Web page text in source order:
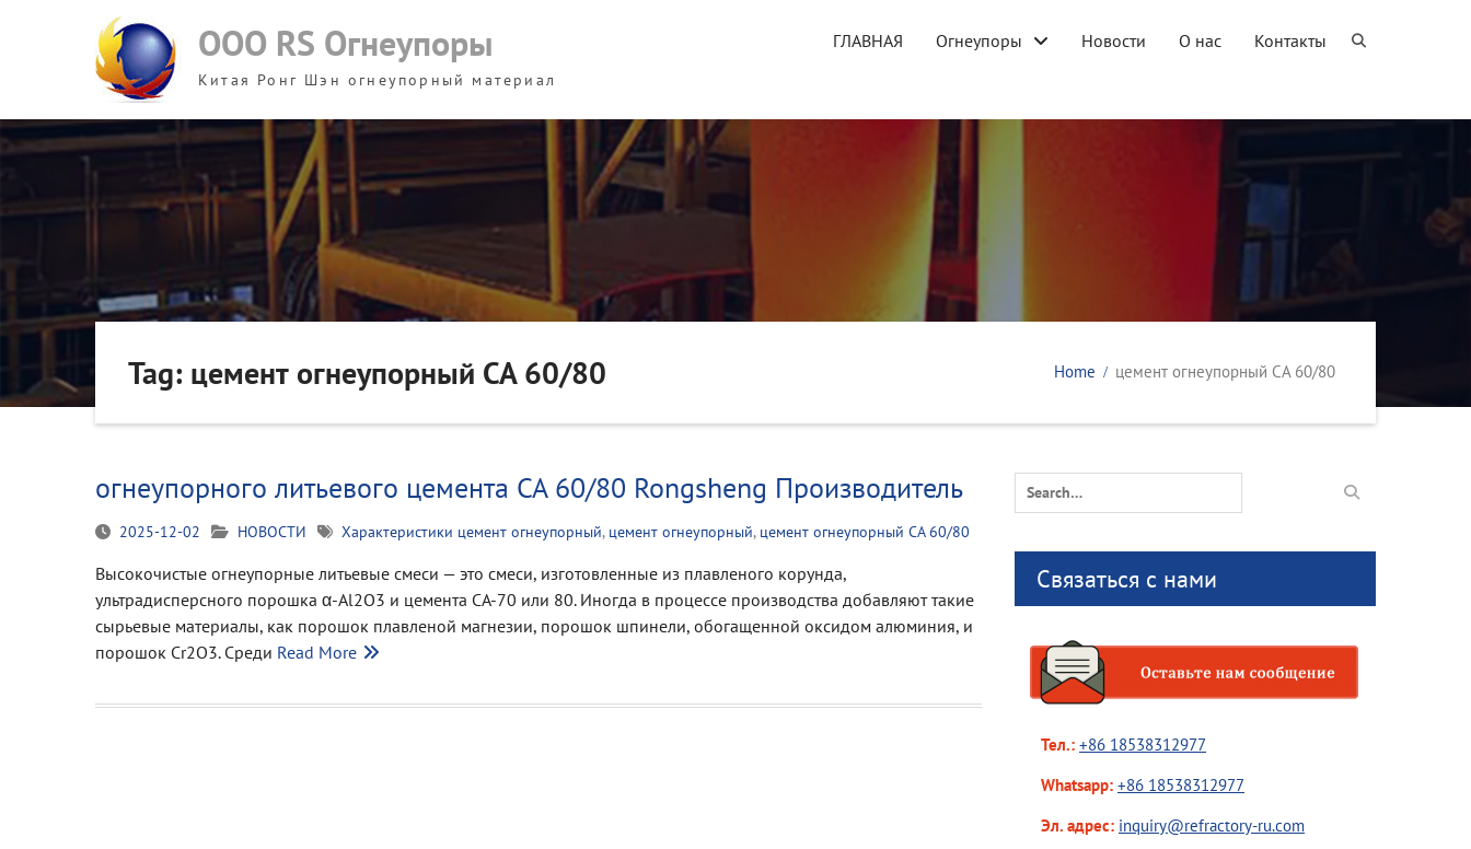
ООО RS Огнеупоры
Китая Ронг Шэн огнеупорный материал
ГЛАВНАЯ Огнеупоры Новости О нас Контакты
Tag: цемент огнеупорный CA 60/80 Home цемент огнеупорный CA 60/80
огнеупорного литьевого цемента CA 60/80 Rongsheng Производитель
2025-12-02 НОВОСТИ Характеристики цемент огнеупорный, цемент огнеупорный, цемент огнеупорный CA 60/80
Высокочистые огнеупорные литьевые смеси — это смеси, изготовленные из плавленого корунда,
ультрадисперсного порошка α-Al2O3 и цемента CA-70 или 80. Иногда в процессе производства добавляют такие
сырьевые материалы, как порошок плавленой магнезии, порошок шпинели, обогащенной оксидом алюминия, и
порошок Cr2O3. Среди Read More
Search
for:
Связаться с нами
Тел.: +86 18538312977
Whatsapp: +86 18538312977
Эл. адрес: inquiry@refractory-ru.com